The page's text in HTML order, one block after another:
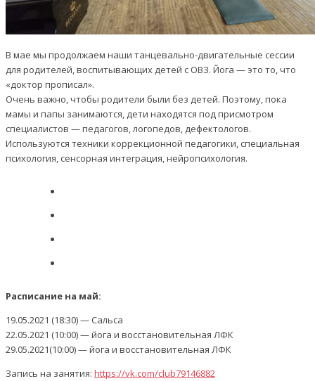
В мае мы продолжаем наши танцевально-двигательные сессии
для родителей, воспитывающих детей с ОВЗ. Йога — это то, что
«доктор прописал».
Очень важно, чтобы родители были без детей. Поэтому, пока
мамы и папы занимаются, дети находятся под присмотром
специалистов — педагогов, логопедов, дефектологов.
Используются техники коррекционной педагогики, специальная
психология, сенсорная интеграция, нейропсихология.
Расписание на май:
19.05.2021 (18:30) — Сальса
22.05.2021 (10:00) — йога и восстановительная ЛФК
29.05.2021(10:00) — йога и восстановительная ЛФК
Запись на занятия: https://vk.com/club79146882